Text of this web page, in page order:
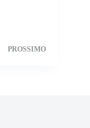
PROSSIMO